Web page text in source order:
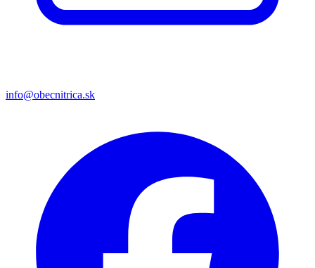
info@obecnitrica.sk